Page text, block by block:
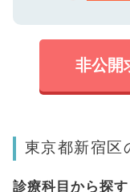
非公開
東京都新宿区
診療科目から探す